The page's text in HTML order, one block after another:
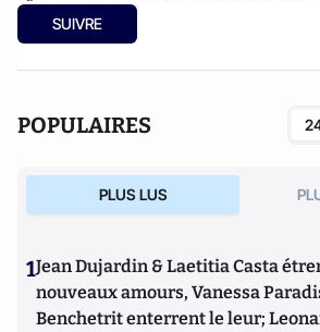
SUIVRE
POPULAIRES
PLUS LUS
1Jean Dujardin & Laetitia Casta
nouveaux amours, Vanessa
Benchetrit enterrent le leur;